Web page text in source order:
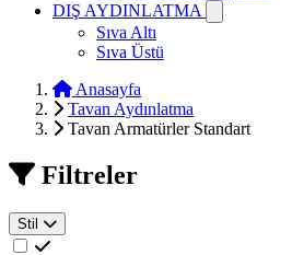
DIŞ AYDINLATMA
Sıva Altı
Sıva Üstü
Anasayfa
Tavan Aydınlatma
Tavan Armatürler Standart
Filtreler
Stil